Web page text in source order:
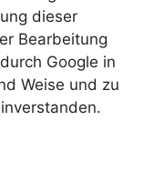
dieser
Bearbeitung
Google in
Weise und zu